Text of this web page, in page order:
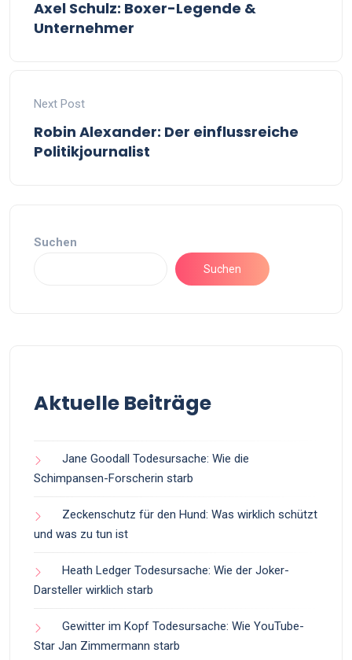
Axel Schulz: Boxer-Legende &
Unternehmer
Next Post
Robin Alexander: Der einflussreiche
Politikjournalist
Suchen
Suchen
Aktuelle Beiträge
Jane Goodall Todesursache: Wie die
Schimpansen-Forscherin starb
Zeckenschutz für den Hund: Was wirklich schützt
und was zu tun ist
Heath Ledger Todesursache: Wie der Joker-
Darsteller wirklich starb
Gewitter im Kopf Todesursache: Wie YouTube-
Star Jan Zimmermann starb